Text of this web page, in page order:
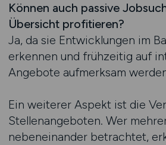
Können auch passive
Übersicht profitieren?
Ja, da sie Entwicklungen im
erkennen und frühzeitig auf
Angebote aufmerksam
Ein weiterer Aspekt ist die
Stellenangeboten. Wer
nebeneinander betrachtet,